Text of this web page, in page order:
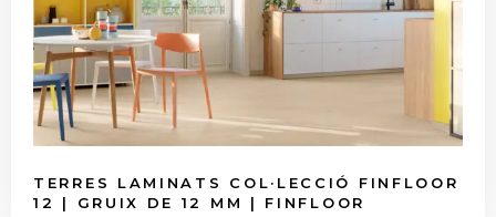
TERRES LAMINATS COL·LECCIÓ FINFLOOR
12 | GRUIX DE 12 MM | FINFLOOR